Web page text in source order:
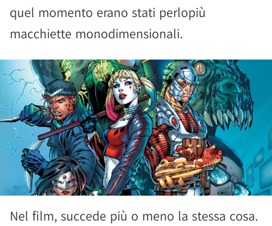
quel momento erano stati perlopiù
macchiette monodimensionali.
Nel film, succede più o meno la stessa cosa.